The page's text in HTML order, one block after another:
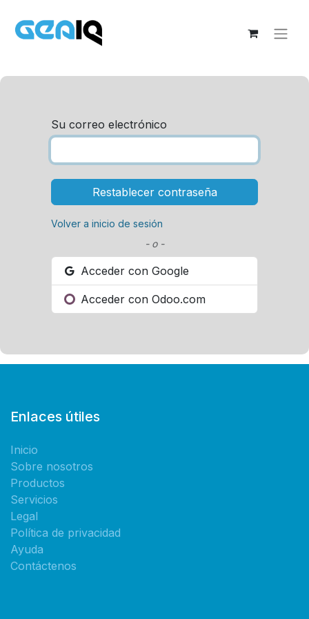
Su correo electrónico
Restablecer contraseña
Volver a inicio de sesión
- o -
Acceder con Google
Acceder con Odoo.com
Enlaces útiles
Inicio
Sobre nosotros
Productos
Servicios
Legal
Política de privacidad
Ayuda
Contáctenos